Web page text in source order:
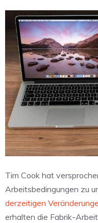
Tim Cook hat
Arbeitsbedingungen zu
derzeitigen
erhalten die Fabrik-